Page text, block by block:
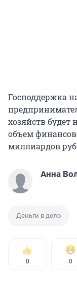
Господдержка
хозяйств будет
объем
миллиардов
Анна
Деньги в дело
0 0